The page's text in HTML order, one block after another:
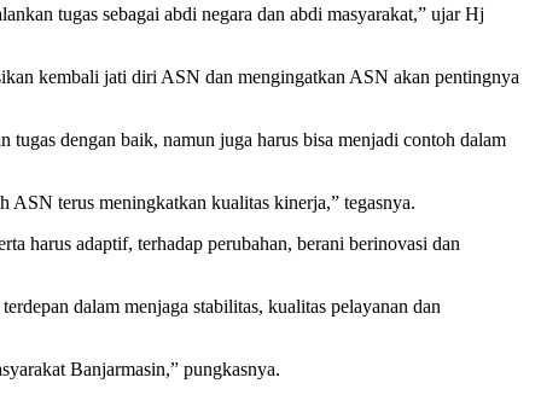
tugas sebagai abdi negara dan abdi masyarakat,” ujar Hj
kembali jati diri ASN dan mengingatkan ASN akan pentingnya
dengan baik, namun juga harus bisa menjadi contoh dalam
ASN terus meningkatkan kualitas kinerja,” tegasnya.
harus adaptif, terhadap perubahan, berani berinovasi dan
dalam menjaga stabilitas, kualitas pelayanan dan
Banjarmasin,” pungkasnya.